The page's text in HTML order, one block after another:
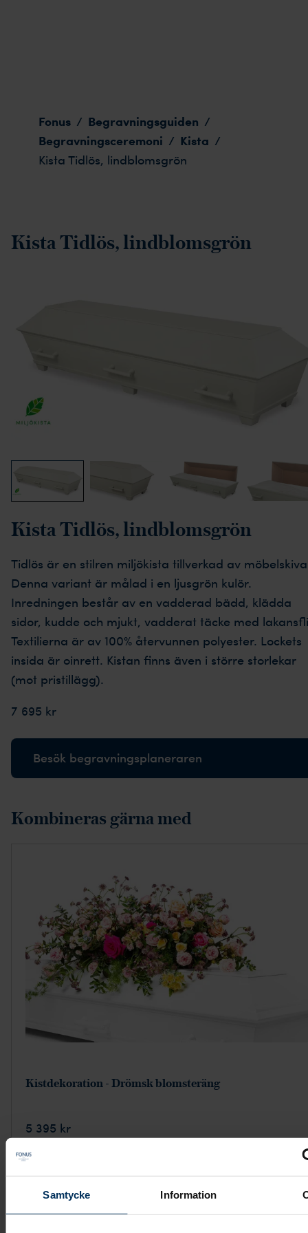
Samtycke Information
Fonus / Begravningsguiden /
Begravningsceremoni / Kista /
Kista Tidlös, lindblomsgrön
Kista Tidlös, lindblomsgrön
Kista Tidlös, lindblomsgrön
Tidlös är en stilren miljökista tillverkad av
Denna variant är målad i en ljusgrön kulör.
Inredningen består av en vadderad bädd, klädda
sidor, kudde och mjukt, vadderat täcke med
Textilierna är av 100% återvunnen polyester. Lockets
insida är oinrett. Kistan finns även i större storlekar
(mot pristillägg).
7 695 kr
Besök begravningsplaneraren
Kombineras gärna med
Kistdekoration - Drömsk blomsteräng
5 395 kr